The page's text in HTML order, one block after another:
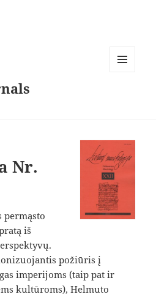
Nr.
iš
požiūris į
imperijoms (taip pat ir
kultūroms), Helmuto